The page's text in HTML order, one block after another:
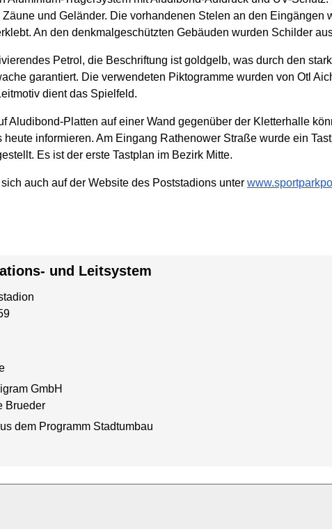
und Geländer. Die vorhandenen Stelen an den Eingängen
An den denkmalgeschützten Gebäuden wurden Schilder
Petrol, die Beschriftung ist goldgelb, was durch den
garantiert. Die verwendeten Piktogramme wurden von Otl
dient das Spielfeld.
Aludibond-Platten auf einer Wand gegenüber der Kletterhalle
informieren. Am Eingang Rathenower Straße wurde ein
Es ist der erste Tastplan im Bezirk Mitte.
auch auf der Website des Poststadions unter
und Leitsystem
GmbH
Brueder
dem Programm Stadtumbau